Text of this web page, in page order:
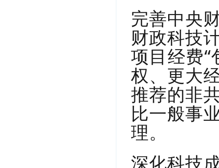
完善中央
财政科技
项目经费
权、更大
推荐的非
比一般事
理。
深化科技